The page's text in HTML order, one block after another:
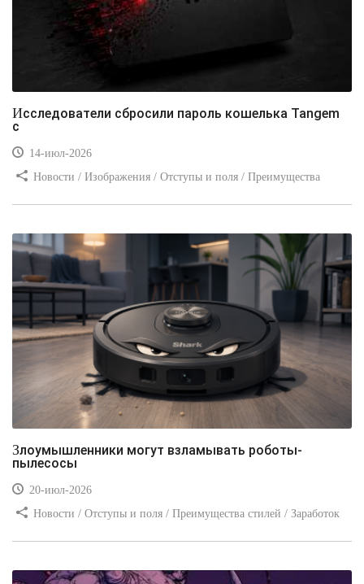
Исследователи сбросили пароль кошелька Tangem
с
14-июл-2026
Новости / Изображения / Отступы и поля / Преимущества
Злоумышленники могут взламывать роботы-
пылесосы
20-июл-2026
Новости / Отступы и поля / Преимущества стилей / Заработок